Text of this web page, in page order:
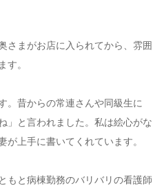
まがお店に入られてから、雰囲
す。
昔からの常連さんや同級生に
」と言われました。私は絵心がな
が上手に書いてくれています。
と病棟勤務のバリバリの看護師